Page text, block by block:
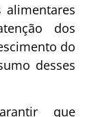
dos
do
desses
que